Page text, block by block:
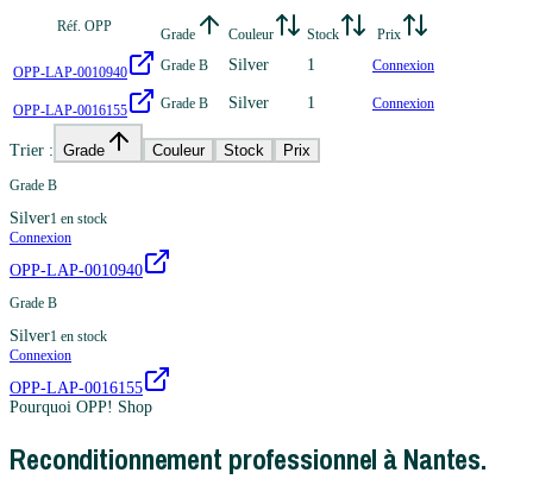
Réf. OPP Grade Couleur Stock Prix
OPP-LAP-0010940 Grade B Silver 1 Connexion
OPP-LAP-0016155 Grade B Silver 1 Connexion
Trier : Grade Couleur Stock Prix
Grade B
Silver1 en stock
Connexion
OPP-LAP-0010940
Grade B
Silver1 en stock
Connexion
OPP-LAP-0016155
Pourquoi OPP! Shop
Reconditionnement professionnel à Nantes.